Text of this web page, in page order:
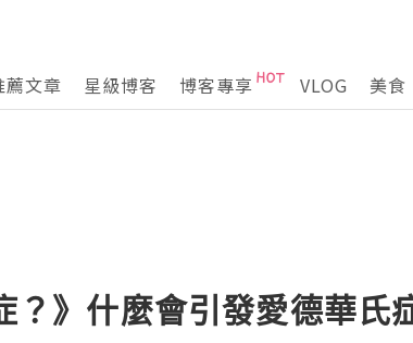
薦文章 星級博客 博客專享 VLOG 美食
？》什麼會引發愛德華氏